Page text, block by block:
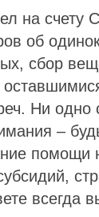
на счету
об
сбор
Ни
–
всегда